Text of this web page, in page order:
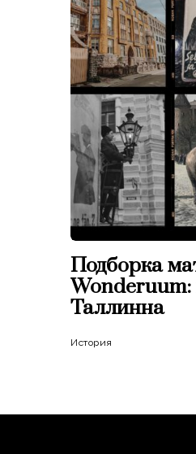
Подборка
Wonderuum:
Таллинна
История